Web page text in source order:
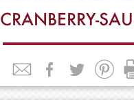
CRANBERRY-